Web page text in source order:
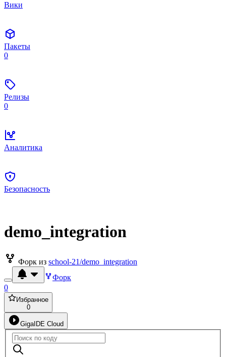
Вики
Пакеты
0
Релизы
0
Аналитика
Безопасность
demo_integration
Форк из school-21/demo_integration
Форк
0
Избранное
0
GigaIDE Cloud